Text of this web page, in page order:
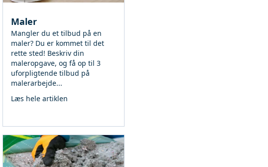
Maler
Mangler du et tilbud på en
maler? Du er kommet til det
rette sted! Beskriv din
maleropgave, og få op til 3
uforpligtende tilbud på
malerarbejde...
Læs hele artiklen